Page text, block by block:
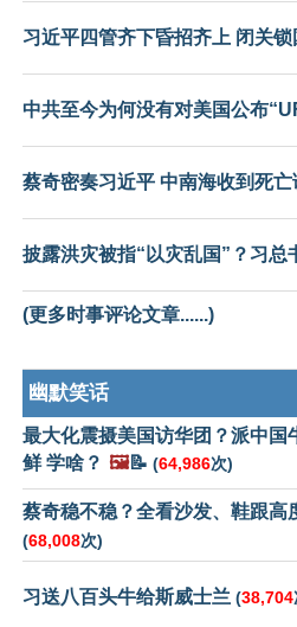
习近平四管齐下昏招齐上 闭关
中共至今为何没有对美国公布
蔡奇密奏习近平 中南海收到死亡
披露洪灾被指“以灾乱国”？习总
(更多时事评论文章......)
幽默笑话
最大化震摄美国访华团？派中国
鲜 学啥？ 🖼️📝 (64,986次)
蔡奇稳不稳？全看沙发、鞋跟高
(68,008次)
习送八百头牛给斯威士兰 (38,704